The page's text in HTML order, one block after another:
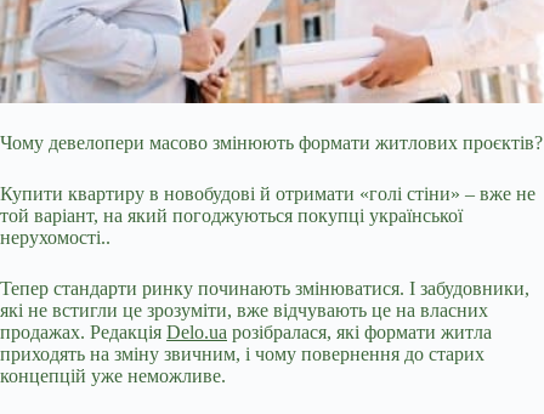
Чому девелопери масово змінюють формати житлових проєктів?
Купити квартиру в новобудові й отримати «голі стіни» – вже не
той варіант, на який погоджуються покупці української
нерухомості..
Тепер стандарти ринку починають змінюватися. І забудовники,
які не встигли це зрозуміти, вже відчувають це на власних
продажах. Редакція Delo.ua розібралася, які формати житла
приходять на зміну звичним, і чому повернення до старих
концепцій уже неможливе.